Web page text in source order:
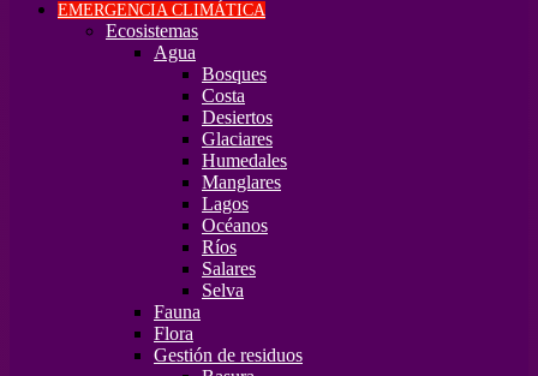
EMERGENCIA CLIMÁTICA
Ecosistemas
Agua
Bosques
Costa
Desiertos
Glaciares
Humedales
Manglares
Lagos
Océanos
Ríos
Salares
Selva
Fauna
Flora
Gestión de residuos